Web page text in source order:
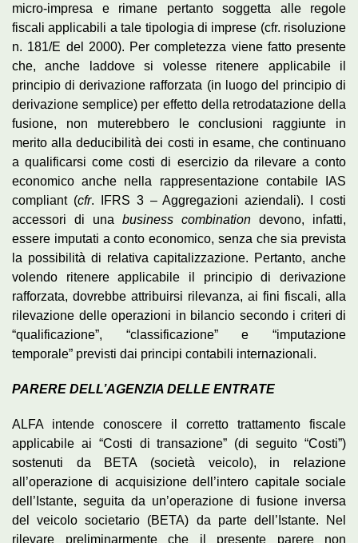
micro-impresa e rimane pertanto soggetta alle regole
fiscali applicabili a tale tipologia di imprese (cfr. risoluzione
n. 181/E del 2000). Per completezza viene fatto presente
che, anche laddove si volesse ritenere applicabile il
principio di derivazione rafforzata (in luogo del principio di
derivazione semplice) per effetto della retrodatazione della
fusione, non muterebbero le conclusioni raggiunte in
merito alla deducibilità dei costi in esame, che continuano
a qualificarsi come costi di esercizio da rilevare a conto
economico anche nella rappresentazione contabile IAS
compliant (cfr. IFRS 3 – Aggregazioni aziendali). I costi
accessori di una business combination devono, infatti,
essere imputati a conto economico, senza che sia prevista
la possibilità di relativa capitalizzazione. Pertanto, anche
volendo ritenere applicabile il principio di derivazione
rafforzata, dovrebbe attribuirsi rilevanza, ai fini fiscali, alla
rilevazione delle operazioni in bilancio secondo i criteri di
“qualificazione”, “classificazione” e “imputazione
temporale” previsti dai principi contabili internazionali.
PARERE DELL’AGENZIA DELLE ENTRATE
ALFA intende conoscere il corretto trattamento fiscale
applicabile ai “Costi di transazione” (di seguito “Costi”)
sostenuti da BETA (società veicolo), in relazione
all’operazione di acquisizione dell’intero capitale sociale
dell’Istante, seguita da un’operazione di fusione inversa
del veicolo societario (BETA) da parte dell’Istante. Nel
rilevare preliminarmente che il presente parere non